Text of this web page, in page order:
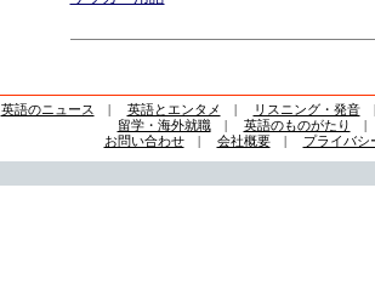
英語のニュース | 英語とエンタメ | リスニング・発音
留学・海外就職| 英語のものがたり
お問い合わせ| 会社概要| プライバシ